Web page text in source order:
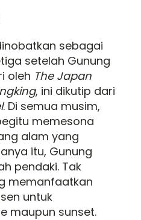
sebagai
setelah Gunung
oleh The Japan
, ini dikutip dari
. Di semua musim,
memesona
alam yang
itu, Gunung
pendaki. Tak
memanfaatkan
untuk
maupun sunset.